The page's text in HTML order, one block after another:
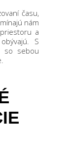
času,
nám
a
S
so sebou